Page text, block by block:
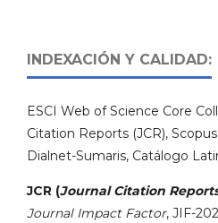
INDEXACIÓN Y CALIDAD:
ESCI Web of Science Core
Citation Reports (JCR),
Dialnet-Sumaris, Catálogo
JCR (Journal Citation
Journal Impact Factor, JIF-